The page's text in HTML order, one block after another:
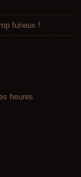
furieux !
heures